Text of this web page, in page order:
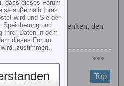
!
auch bitte daran denken, den
zu haben.
Top
dass dieses Forum
außerhalb Ihres
wird und Sie der
Speicherung und
Ihrer Daten in dem
dieses Forum
zustimmen.